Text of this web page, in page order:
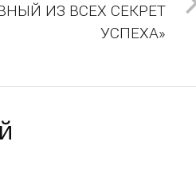
ИЗ ВСЕХ СЕКРЕТ
УСПЕХА»